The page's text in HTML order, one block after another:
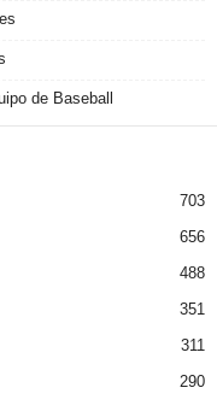
de Baseball
703
656
488
351
311
290